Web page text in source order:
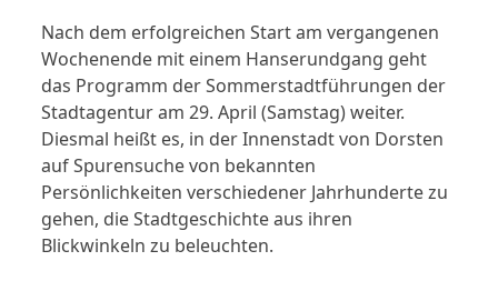
Nach dem erfolgreichen Start am vergangenen
Wochenende mit einem Hanserundgang geht
das Programm der Sommerstadtführungen der
Stadtagentur am 29. April (Samstag) weiter.
Diesmal heißt es, in der Innenstadt von Dorsten
auf Spurensuche von bekannten
Persönlichkeiten verschiedener Jahrhunderte zu
gehen, die Stadtgeschichte aus ihren
Blickwinkeln zu beleuchten.